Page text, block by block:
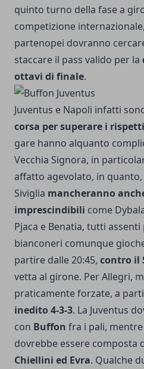
quinto turno della fase a
competizione
partenopei dovranno
staccare il pass valido per la
ottavi di finale.
Juventus e Napoli infatti
corsa per superare i
gare hanno alquanto
Vecchia Signora, in
affatto agevolato, in
Siviglia mancheranno
imprescindibili come
Pjaca e Benatia, tutti
bianconeri comunque
partire dalle 20:45, contro il
vetta al girone. Per Allegri,
praticamente forzate, a
inedito 4-3-3. La Juventus
con Buffon fra i pali,
dovrebbe essere composta
Chiellini ed Evra. Qualche